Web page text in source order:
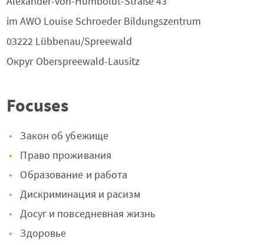
im AWO Louise Schroeder Bildungszentrum
03222 Lübbenau/Spreewald
Округ Oberspreewald-Lausitz
Focuses
Закон об убежище
Право проживания
Образование и работа
Дискриминация и расизм
Досуг и повседневная жизнь
Здоровье